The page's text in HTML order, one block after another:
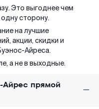
Это выгоднее чем
сторону.
на лучшие
акции, скидки и
Айреса.
а не в выходные.
Айрес прямой